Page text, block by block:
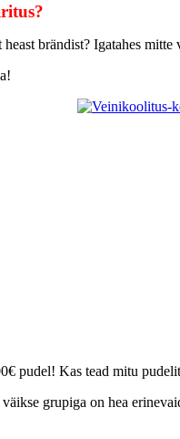
brändist? Igatahes
pudel! Kas tead mitu
grupiga on hea